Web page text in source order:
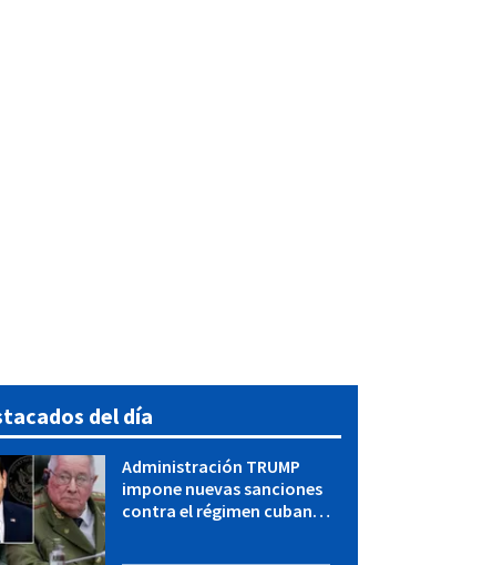
del día
Administración TRUMP
impone nuevas sanciones
contra el régimen cubano: